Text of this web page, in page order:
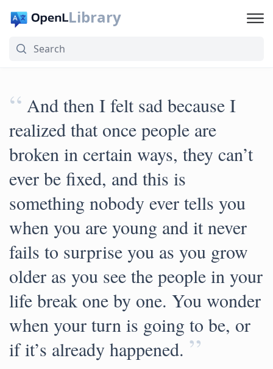
Library
“ And then I felt sad because I
realized that once people are
broken in certain ways, they can’t
ever be fixed, and this is
something nobody ever tells you
when you are young and it never
fails to surprise you as you grow
older as you see the people in your
life break one by one. You wonder
when your turn is going to be, or
if it’s already happened. ”